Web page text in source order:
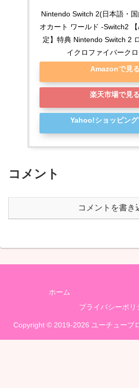
Nintendo Switch 2(日本語・
オカート ワールド -Switch2
定】特典 Nintendo Switch 2
イクロファイバーク
Amazonで見る
楽天市場で見る
Yahoo!ショッピング
コメント
コメントを書き
ホーム
プライバシーポリ
Copyright © 2019-2026 ユーチューブ